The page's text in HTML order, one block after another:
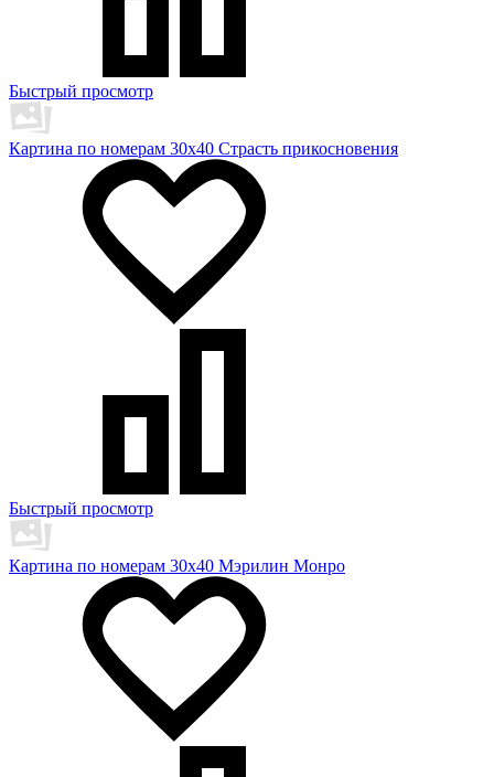
Быстрый просмотр
Картина по номерам 30х40 Страсть прикосновения
Быстрый просмотр
Картина по номерам 30х40 Мэрилин Монро